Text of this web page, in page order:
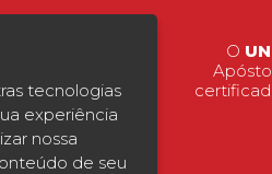
O
tecnologias
experiência
nossa
de seu